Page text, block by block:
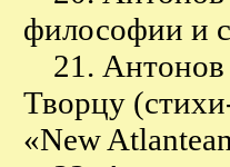
философии и
21.
Творцу
«New